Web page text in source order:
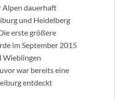
Alpen dauerhaft
und Heidelberg
erste größere
im September 2015
Wieblingen
war bereits eine
entdeckt